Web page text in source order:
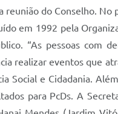
reunião do Conselho. No
em 1992 pela
“As pessoas com
realizar eventos que
Social e Cidadania.
para PcDs. A